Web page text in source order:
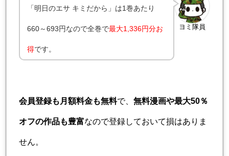
ヨミ隊員
「明日のエサ キミだから」は1巻あたり
660～693円なので全巻で最大1,336円分お
得です。
会員登録も月額料金も無料で、 無料漫画や最大50％
オフの作品も豊富なので登録しておいて損はありま
せん。